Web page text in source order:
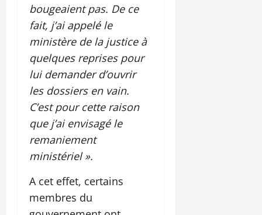
bougeaient pas. De ce
fait, j’ai appelé le
ministère de la justice à
quelques reprises pour
lui demander d’ouvrir
les dossiers en vain.
C’est pour cette raison
que j’ai envisagé le
remaniement
ministériel ».
A cet effet, certains
membres du